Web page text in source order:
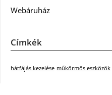
Webáruház
Címkék
hátfájás kezelése műkörmös eszközök